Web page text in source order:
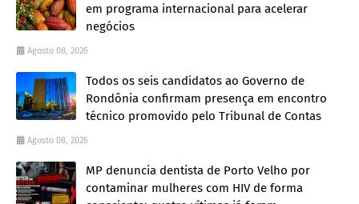
em programa internacional para acelerar
negócios
Agosto 08, 2026
Todos os seis candidatos ao Governo de
Rondônia confirmam presença em encontro
técnico promovido pelo Tribunal de Contas
Agosto 08, 2026
MP denuncia dentista de Porto Velho por
contaminar mulheres com HIV de forma